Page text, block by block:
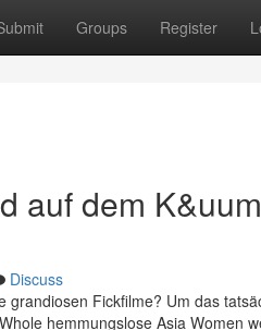
Groups Register
auf dem
Discuss
grandiosen Fickfilme? Um das
hemmungslose Asia Women